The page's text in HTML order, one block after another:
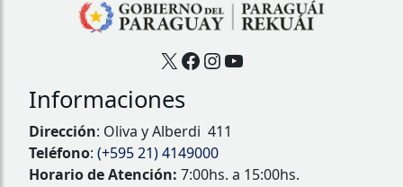
X Facebook
Instagram
YouTube
Informaciones
Dirección: Oliva y Alberdi 411
Teléfono: (+595 21) 4149000
Horario de Atención: 7:00hs. a 15:00hs.